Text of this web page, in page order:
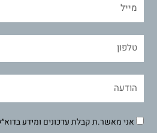
אני מאשר.ת קבלת עדכונים ומידע בדוא״ל